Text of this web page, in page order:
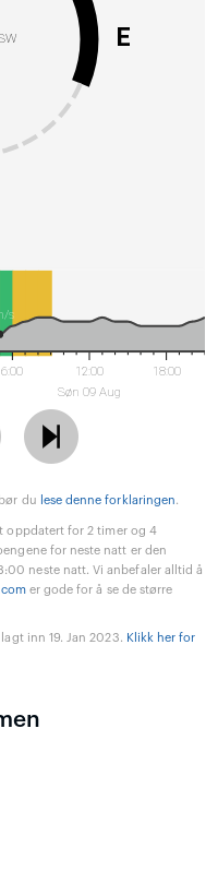
E
6:00
12:00
Søn 09 Aug
18:00
s
du lese denne forklaringen.
oppdatert for 2 timer og 4
for neste natt er den
neste natt. Vi anbefaler alltid å
er gode for å se de større
inn 19. Jan 2023. Klikk her for